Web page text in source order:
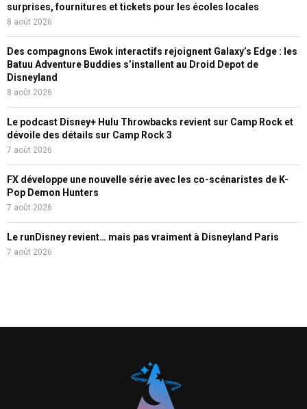
surprises, fournitures et tickets pour les écoles locales
8 août 2026
Des compagnons Ewok interactifs rejoignent Galaxy’s Edge : les
Batuu Adventure Buddies s’installent au Droid Depot de
Disneyland
8 août 2026
Le podcast Disney+ Hulu Throwbacks revient sur Camp Rock et
dévoile des détails sur Camp Rock 3
7 août 2026
FX développe une nouvelle série avec les co-scénaristes de K-
Pop Demon Hunters
7 août 2026
Le runDisney revient… mais pas vraiment à Disneyland Paris
7 août 2026